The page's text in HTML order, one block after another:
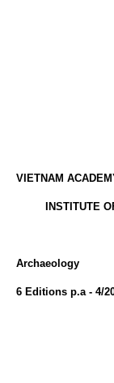
VIETNAM
INSTITUTE OF
Archaeology
6 Editions p.a - 4/